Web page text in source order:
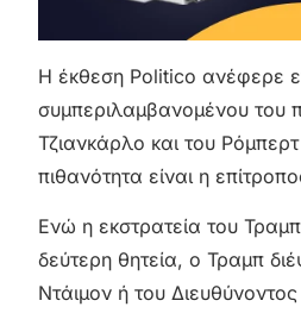
Η έκθεση Politico ανέφερε
συμπεριλαμβανομένου του
Τζιανκάρλο και του
πιθανότητα είναι η
Ενώ η εκστρατεία του
δεύτερη θητεία, ο Τραμπ
Ντάιμον ή του